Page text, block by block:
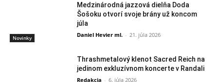
Novinky
Medzinárodná jazzová dielňa Doda
Šošoku otvorí svoje brány už koncom
júla
Daniel Hevier ml. - 21. júla 2026
Thrashmetalový klenot Sacred Reich na
jedinom exkluzívnom koncerte v Randali
Redakcia - 6. júla 2026